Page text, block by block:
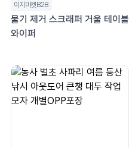
이지마켓B2B
물기 제거 스크래퍼 거울 테이블
와이퍼